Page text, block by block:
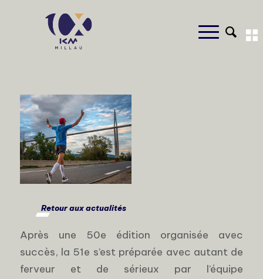
Retour aux actualités
Après une 50e édition organisée avec
succès, la 51e s’est préparée avec autant de
ferveur et de sérieux par l’équipe